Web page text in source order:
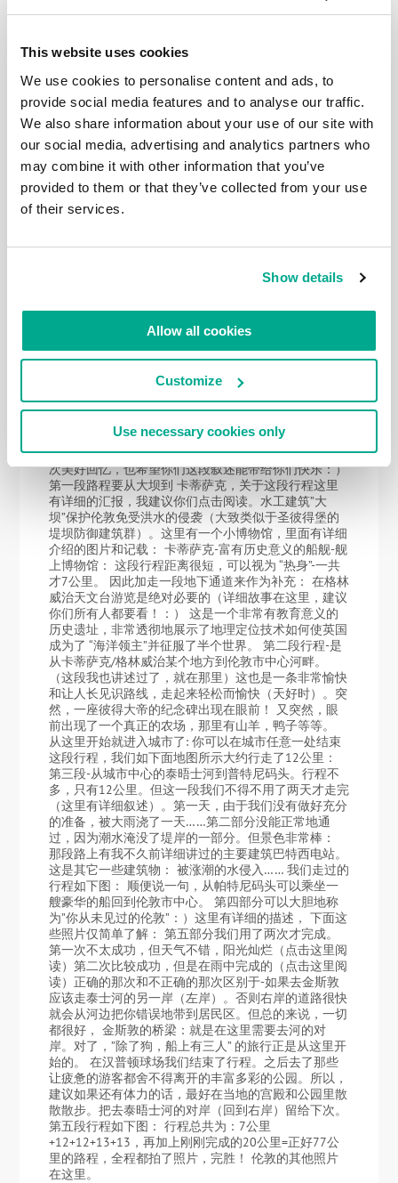
This website uses cookies
We use cookies to personalise content and ads, to
provide social media features and to analyse our traffic.
We also share information about your use of our site with
our social media, advertising and analytics partners who
may combine it with other information that you’ve
provided to them or that they’ve collected from your use
of their services.
Show details
Allow all cookies
Customize
Use necessary cookies only
去。 桥！互联网提示是沃尔顿桥。没什么特别的，只
里。仅8公里的路程我们就拍了50张照片了！也许你应
该在接下来的帖子中延续你的乐趣，继续阅读这段引人
入胜的泰晤士游：） 还有些来自伦敦的照片都在这
泰晤士河分段游。
世间存在各种传统惯例。比如有些人习惯在每年的12月
晤士河之旅”，来自英语的 Thames Walk。这是一条长
约300公里的步行路线，从 泰晤士河大坝 （伦敦东部
的一座大坝）开始，一直延伸到泰晤士河的源头。大约
80公里的路线几乎都在大伦敦区域——我们刚刚完成了
这一部分！终点位于距距离伦敦环路（AKA M25）1公
里的斯坦斯桥。 我再重复一遍：这是一条非常棒的路
线！我愿意重复多次。在已经完成的路段部分，我已经
法院到斯坦斯桥的20公里长的泰晤士河游记之前，我将
简要回顾一下游览信息（从字面上）。对于我来说是一
次美好回忆，也希望你们这段叙述能带给你们快乐：）
第一段路程要从大坝到 卡蒂萨克，关于这段行程这里
有详细的汇报，我建议你们点击阅读。水工建筑”大
坝”保护伦敦免受洪水的侵袭（大致类似于圣彼得堡的
堤坝防御建筑群）。这里有一个小博物馆，里面有详细
介绍的图片和记载： 卡蒂萨克-富有历史意义的船舰-舰
上博物馆： 这段行程距离很短，可以视为 “热身”-一共
才7公里。 因此加走一段地下通道来作为补充： 在格林
威治天文台游览是绝对必要的（详细故事在这里，建议
你们所有人都要看！：） 这是一个非常有教育意义的
历史遗址，非常透彻地展示了地理定位技术如何使英国
成为了 “海洋领主”并征服了半个世界。 第二段行程-是
从卡蒂萨克/格林威治某个地方到伦敦市中心河畔。
（这段我也讲述过了，就在那里）这也是一条非常愉快
和让人长见识路线，走起来轻松而愉快（天好时）。突
然，一座彼得大帝的纪念碑出现在眼前！ 又突然，眼
前出现了一个真正的农场，那里有山羊，鸭子等等。
从这里开始就进入城市了: 你可以在城市任意一处结束
这段行程，我们如下面地图所示大约行走了12公里：
第三段-从城市中心的泰晤士河到普特尼码头。行程不
多，只有12公里。但这一段我们不得不用了两天才走完
（这里有详细叙述）。第一天，由于我们没有做好充分
的准备，被大雨浇了一天……第二部分没能正常地通
过，因为潮水淹没了堤岸的一部分。但景色非常棒：
那段路上有我不久前详细讲过的主要建筑巴特西电站。
这是其它一些建筑物： 被涨潮的水侵入…… 我们走过的
行程如下图： 顺便说一句，从帕特尼码头可以乘坐一
艘豪华的船回到伦敦市中心。 第四部分可以大胆地称
为”你从未见过的伦敦”：）这里有详细的描述， 下面这
些照片仅简单了解： 第五部分我们用了两次才完成。
第一次不太成功，但天气不错，阳光灿烂（点击这里阅
读）第二次比较成功，但是在雨中完成的（点击这里阅
读）正确的那次和不正确的那次区别于-如果去金斯敦
应该走泰士河的另一岸（左岸）。否则右岸的道路很快
就会从河边把你错误地带到居民区。但总的来说，一切
都很好， 金斯敦的桥梁：就是在这里需要去河的对
岸。对了，”除了狗，船上有三人” 的旅行正是从这里开
始的。 在汉普顿球场我们结束了行程。之后去了那些
让疲惫的游客都舍不得离开的丰富多彩的公园。所以，
建议如果还有体力的话，最好在当地的宫殿和公园里散
散散步。把去泰晤士河的对岸（回到右岸）留给下次。
第五段行程如下图： 行程总共为：7公里
+12+12+13+13，再加上刚刚完成的20公里=正好77公
里的路程，全程都拍了照片，完胜！ 伦敦的其他照片
在这里。